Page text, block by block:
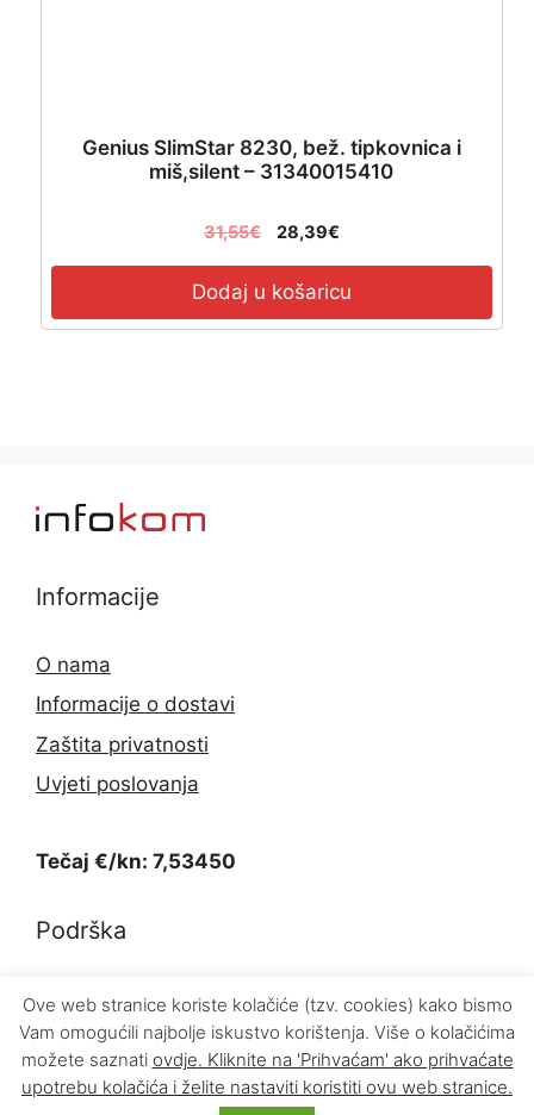
Genius SlimStar 8230, bež. tipkovnica i
miš,silent – 31340015410
31,55€ 28,39€
Dodaj u košaricu
Informacije
O nama
Informacije o dostavi
Zaštita privatnosti
Uvjeti poslovanja
Tečaj €/kn: 7,53450
Podrška
Kontakt
Povrat proizvoda
Ove web stranice koriste kolačiće (tzv. cookies) kako bismo
Vam omogućili najbolje iskustvo korištenja. Više o kolačićima
možete saznati ovdje. Kliknite na 'Prihvaćam' ako prihvaćate
upotrebu kolačića i želite nastaviti koristiti ovu web stranice.